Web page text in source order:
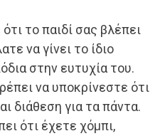
το παιδί σας βλέπει
να γίνει το ίδιο
στην ευτυχία του.
να υποκρίνεστε ότι
διάθεση για τα πάντα.
ότι έχετε χόμπι,